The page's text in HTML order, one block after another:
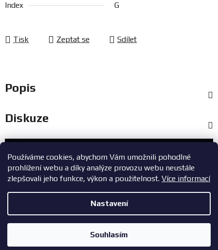
Používáme cookies, abychom Vám umožnili pohodlné
prohlížení webu a díky analýze provozu webu neustále
zlepšovali jeho funkce, výkon a použitelnost. Více informací
Nastavení
Souhlasím
Index
G
Tisk Zeptat se Sdílet
Popis
Diskuze
Zákaznický servis
+420 603 785 748
Copyright 2026ZavodniAuta.cz. Všechna práva vyhrazena.|
Zásady ochrany osobních údajů